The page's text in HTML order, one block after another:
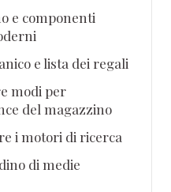
e componenti
e lista dei regali
modi per
del magazzino
i motori di ricerca
di medie